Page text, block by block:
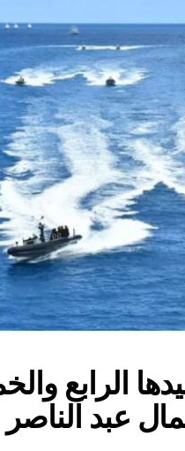
الرابع
عبد الناصر
أكتوبر «النصر» و«المجلة»